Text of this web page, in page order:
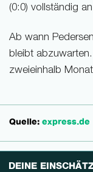
(0:0) vollständig
Ab wann
bleibt
zweieinhalb
Quelle: express.de
DEINE